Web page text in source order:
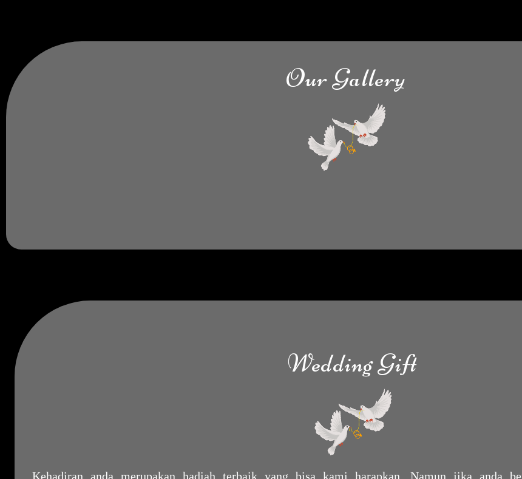
Our Gallery
Wedding Gift
Kehadiran anda merupakan hadiah terbaik yang bisa kami harapkan. Namun jika anda